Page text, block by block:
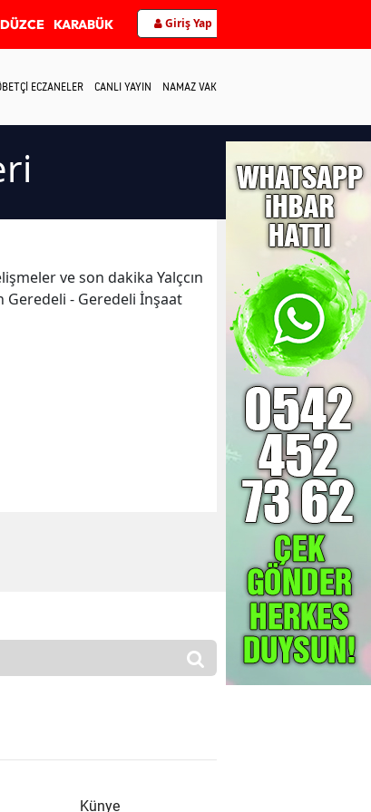
DÜZCE KARABÜK Giriş Yap
ECZANELER CANLI YAYIN NAMAZ VAKİTLERİ
ve son dakika Yalçcın
Geredeli - Geredeli İnşaat
Künye